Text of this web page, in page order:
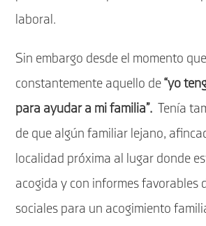
laboral.
Sin embargo desde el momento
constantemente aquello de“yo
para ayudar a mi familia”.
Tenía
de que algún familiar lejano,
localidad próxima al lugar donde
acogida y con informes favorables
sociales para un acogimiento